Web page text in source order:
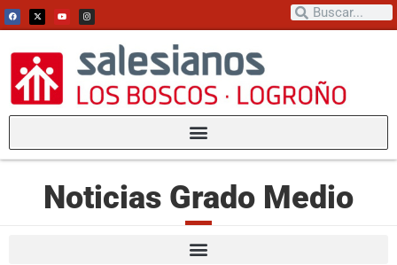
Noticias Grado Medio